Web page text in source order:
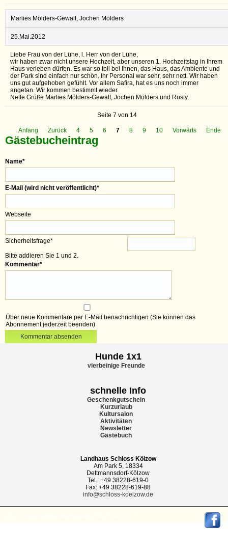
Marlies Mölders-Gewalt, Jochen Mölders
25.Mai.2012
Liebe Frau von der Lühe, l. Herr von der Lühe,
wir haben zwar nicht unsere Hochzeit, aber unseren 1. Hochzeitstag in Ihrem
Haus verleben dürfen. Es war so toll bei Ihnen, das Haus, das Ambiente und
der Park sind einfach nur schön. Ihr Personal war sehr, sehr nett. Wir haben
uns gut aufgehoben gefühlt. Vor allem Safira, hat es uns noch immer
angetan. Wir kommen bestimmt wieder.
Nette Grüße Marlies Mölders-Gewalt, Jochen Mölders und Rusty.
Seite 7 von 14
Anfang Zurück 4 5 6 7 8 9 10 Vorwärts Ende
Gästebucheintrag
Name*
E-Mail (wird nicht veröffentlicht)*
Webseite
Sicherheitsfrage*
Bitte addieren Sie 1 und 2.
Kommentar*
Über neue Kommentare per E-Mail benachrichtigen (Sie können das
Abonnement jederzeit beenden)
Kommentar absenden
Hunde 1x1
vierbeinige Freunde
schnelle Info
Geschenkgutschein
Kurzurlaub
Kultursalon
Aktivitäten
Newsletter
Gästebuch
Landhaus Schloss Kölzow
Am Park 5, 18334
Dettmannsdorf-Kölzow
Tel.: +49 38228-619-0
Fax: +49 38228-619-88
info@schloss-koelzow.de